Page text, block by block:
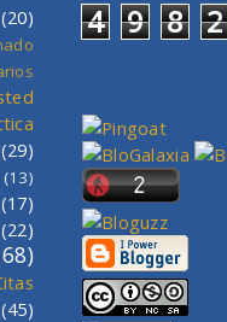
(20)
(29)
(13)
(17)
(22)
(45)
4 9 8 2